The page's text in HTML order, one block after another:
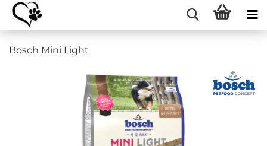
Bosch Mini Light